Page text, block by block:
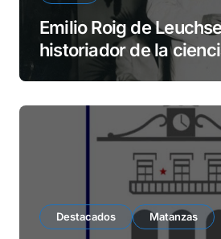
Emilio Roig de
historiador de la
Destacados Matanzas